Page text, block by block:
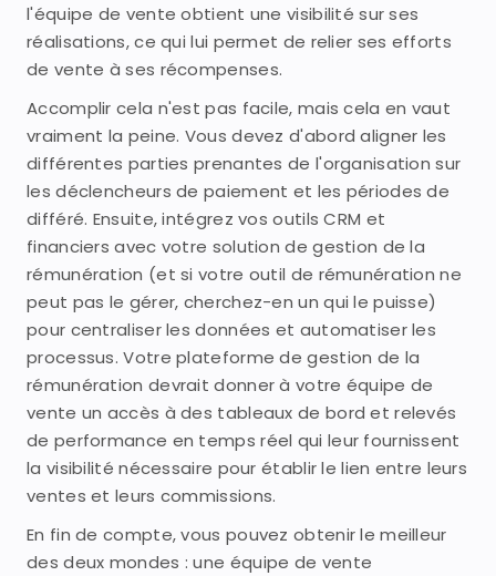
l'équipe de vente obtient une visibilité sur ses
réalisations, ce qui lui permet de relier ses efforts
de vente à ses récompenses.
Accomplir cela n'est pas facile, mais cela en vaut
vraiment la peine. Vous devez d'abord aligner les
différentes parties prenantes de l'organisation sur
les déclencheurs de paiement et les périodes de
différé. Ensuite, intégrez vos outils CRM et
financiers avec votre solution de gestion de la
rémunération (et si votre outil de rémunération ne
peut pas le gérer, cherchez-en un qui le puisse)
pour centraliser les données et automatiser les
processus. Votre plateforme de gestion de la
rémunération devrait donner à votre équipe de
vente un accès à des tableaux de bord et relevés
de performance en temps réel qui leur fournissent
la visibilité nécessaire pour établir le lien entre leurs
ventes et leurs commissions.
En fin de compte, vous pouvez obtenir le meilleur
des deux mondes : une équipe de vente